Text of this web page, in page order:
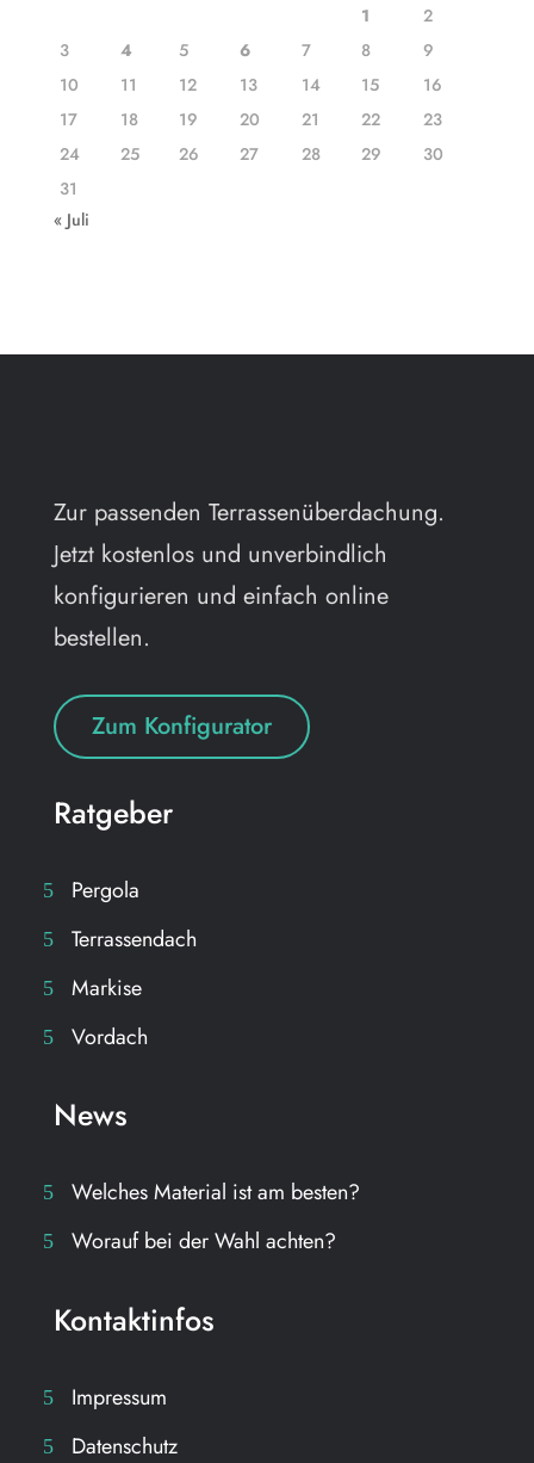
1
2
3
4 5 6 7 8
9
10
11 12 13 14 15
16
17
18 19 20 21 22
23
24
25 26 27 28 29
30
31
« Juli
Zur passenden Terrassenüberdachung.
Jetzt kostenlos und unverbindlich
konfigurieren und einfach online
bestellen.
Zum Konfigurator
Ratgeber
Pergola
Terrassendach
Markise
Vordach
News
Welches Material ist am besten?
Worauf bei der Wahl achten?
Kontaktinfos
Impressum
Datenschutz